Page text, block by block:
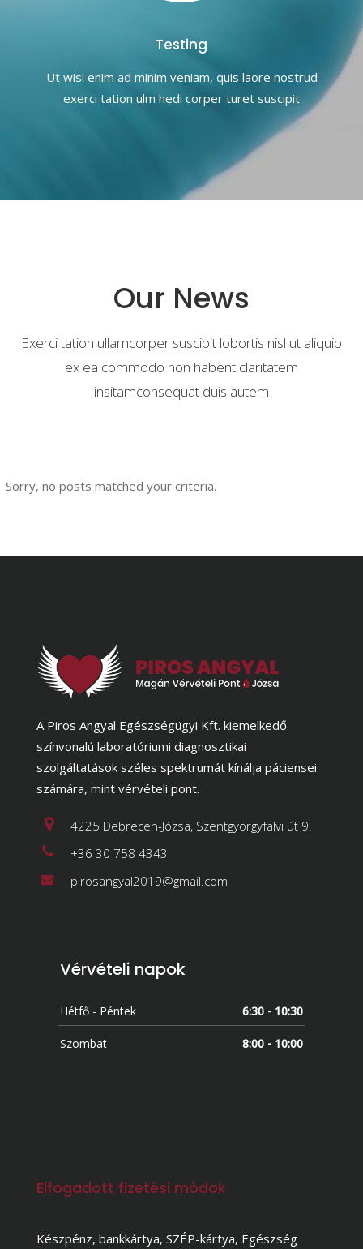
Testing
Ut wisi enim ad minim veniam, quis laore nostrud
exerci tation ulm hedi corper turet suscipit
Our News
Exerci tation ullamcorper suscipit lobortis nisl ut aliquip
ex ea commodo non habent claritatem
insitamconsequat duis autem
Sorry, no posts matched your criteria.
A Piros Angyal Egészségügyi Kft. kiemelkedő
színvonalú laboratóriumi diagnosztikai
szolgáltatások széles spektrumát kínálja páciensei
számára, mint vérvételi pont.
4225 Debrecen-Józsa, Szentgyörgyfalvi út 9.
+36 30 758 4343
pirosangyal2019@gmail.com
Vérvételi napok
Hétfő - Péntek 6:30 - 10:30
Szombat 8:00 - 10:00
Elfogadott fizetési módok
Készpénz, bankkártya, SZÉP-kártya, Egészség